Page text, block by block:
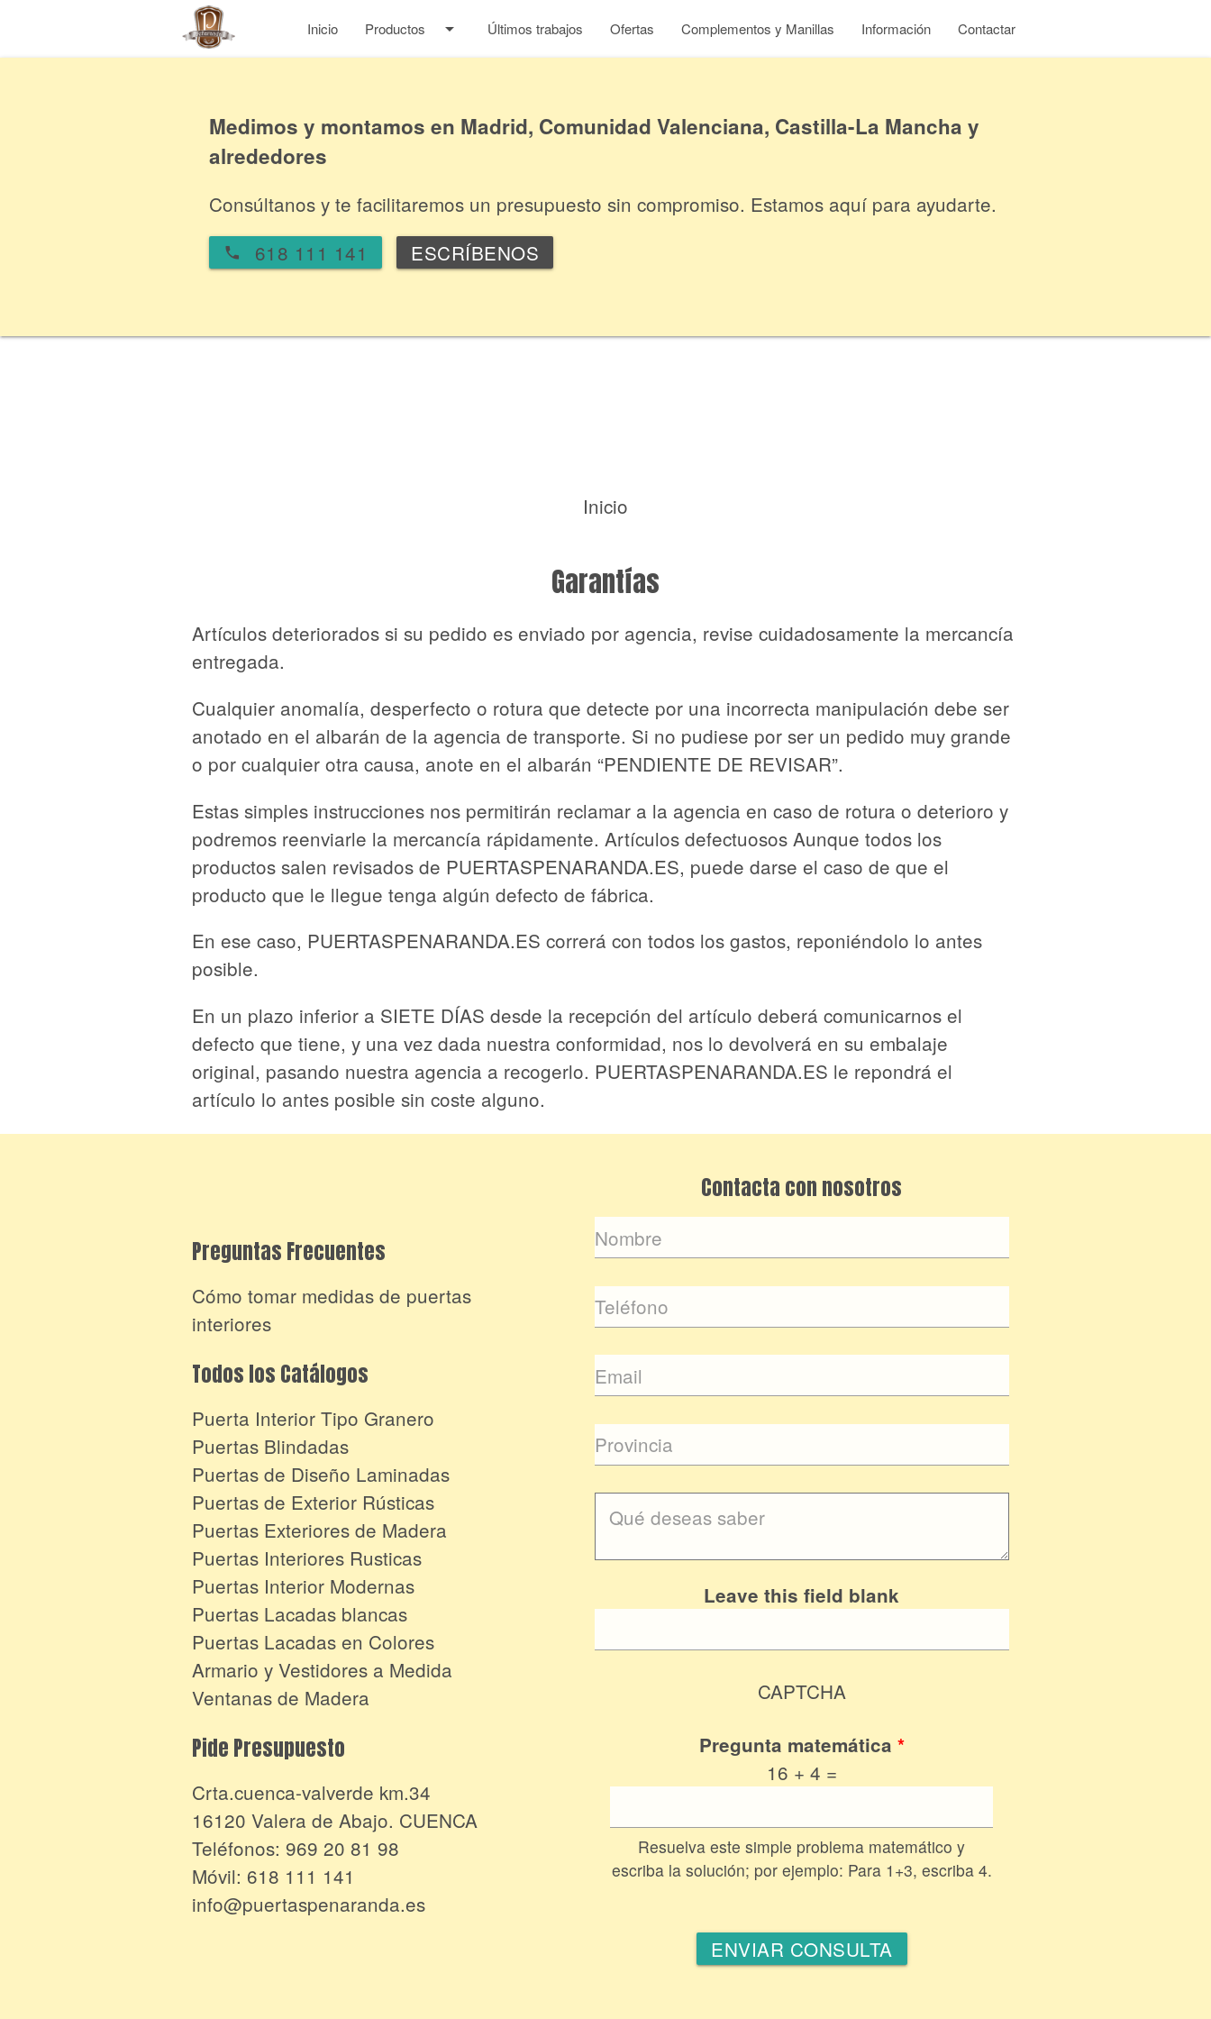
Inicio Productos arrow_drop_down Últimos trabajos Ofertas Complementos y Manillas Información Contactar
Medimos y montamos en Madrid, Comunidad Valenciana, Castilla-La Mancha y
alrededores
Consúltanos y te facilitaremos un presupuesto sin compromiso. Estamos aquí para ayudarte.
local_phone 618 111 141 ESCRÍBENOS
Inicio
Garantías
Artículos deteriorados si su pedido es enviado por agencia, revise cuidadosamente la mercancía
entregada.
Cualquier anomalía, desperfecto o rotura que detecte por una incorrecta manipulación debe ser
anotado en el albarán de la agencia de transporte. Si no pudiese por ser un pedido muy grande
o por cualquier otra causa, anote en el albarán “PENDIENTE DE REVISAR”.
Estas simples instrucciones nos permitirán reclamar a la agencia en caso de rotura o deterioro y
podremos reenviarle la mercancía rápidamente. Artículos defectuosos Aunque todos los
productos salen revisados de PUERTASPENARANDA.ES, puede darse el caso de que el
producto que le llegue tenga algún defecto de fábrica.
En ese caso, PUERTASPENARANDA.ES correrá con todos los gastos, reponiéndolo lo antes
posible.
En un plazo inferior a SIETE DÍAS desde la recepción del artículo deberá comunicarnos el
defecto que tiene, y una vez dada nuestra conformidad, nos lo devolverá en su embalaje
original, pasando nuestra agencia a recogerlo. PUERTASPENARANDA.ES le repondrá el
artículo lo antes posible sin coste alguno.
Preguntas Frecuentes
Cómo tomar medidas de puertas
interiores
Todos los Catálogos
Puerta Interior Tipo Granero
Puertas Blindadas
Puertas de Diseño Laminadas
Puertas de Exterior Rústicas
Puertas Exteriores de Madera
Puertas Interiores Rusticas
Puertas Interior Modernas
Puertas Lacadas blancas
Puertas Lacadas en Colores
Armario y Vestidores a Medida
Ventanas de Madera
Pide Presupuesto
Crta.cuenca-valverde km.34
16120 Valera de Abajo. CUENCA
Teléfonos: 969 20 81 98
Móvil: 618 111 141
info@puertaspenaranda.es
Contacta con nosotros
Leave this field blank
CAPTCHA
Pregunta matemática *
16 + 4 =
Resuelva este simple problema matemático y
escriba la solución; por ejemplo: Para 1+3, escriba 4.